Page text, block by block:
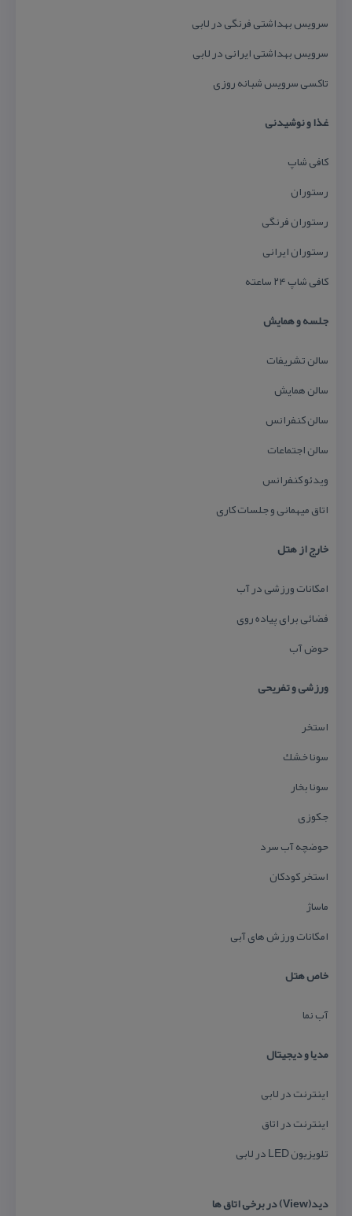
سرویس بهداشتی فرنگی در لابی
سرویس بهداشتی ایرانی در لابی
تاكسی سرویس شبانه روزی
غذا و نوشیدنی
كافی شاپ
رستوران
رستوران فرنگی
رستوران ایرانی
كافی شاپ ۲۴ ساعته
جلسه و همایش
سالن تشریفات
سالن همایش
سالن كنفرانس
سالن اجتماعات
ویدئو كنفرانس
اتاق میهمانی و جلسات كاری
خارج از هتل
امكانات ورزشی در آب
فضائی برای پیاده روی
حوض آب
ورزشی و تفریحی
استخر
سونا خشك
سونا بخار
جكوزی
حوضچه آب سرد
استخر كودكان
ماساژ
امكانات ورزش های آبی
خاص هتل
آب نما
مدیا و دیجیتال
اینترنت در لابی
اینترنت در اتاق
تلویزیون LED در لابی
دید(View) در برخی اتاق ها